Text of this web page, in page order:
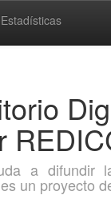
Estadísticas
a difundir
un proyecto